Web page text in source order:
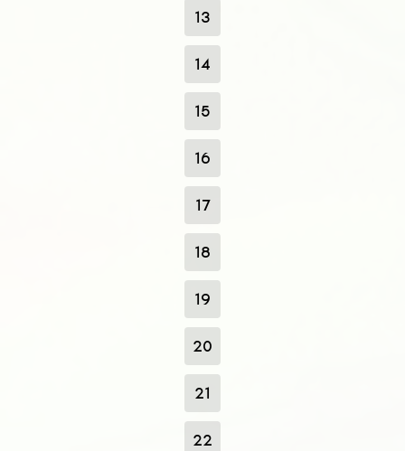
13
14
15
16
17
18
19
20
21
22